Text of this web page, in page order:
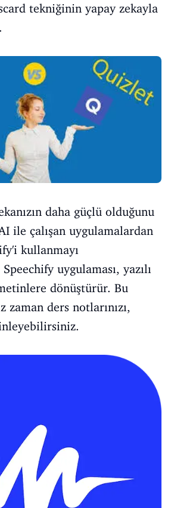
tekniğinin yapay zekayla
daha güçlü olduğunu
ile çalışan uygulamalardan
kullanmayı
uygulaması, yazılı
dönüştürür. Bu
zaman ders notlarınızı,